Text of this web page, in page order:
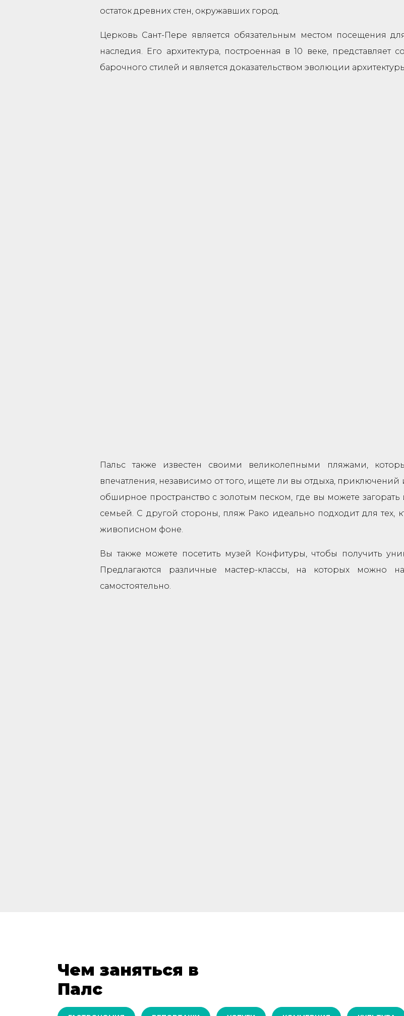
остаток древних стен, окружавших город.
Церковь Сант-Пере является обязательным местом посещения
наследия. Его архитектура, построенная в 10 веке, представляет
барочного стилей и является доказательством эволюции
Пальс также известен своими великолепными пляжами,
впечатления, независимо от того, ищете ли вы отдыха,
обширное пространство с золотым песком, где вы можете
семьей. С другой стороны, пляж Рако идеально подходит для тех,
живописном фоне.
Вы также можете посетить музей Конфитуры, чтобы получить
Предлагаются различные мастер-классы, на которых можно
самостоятельно.
Чем заняться в
Палс